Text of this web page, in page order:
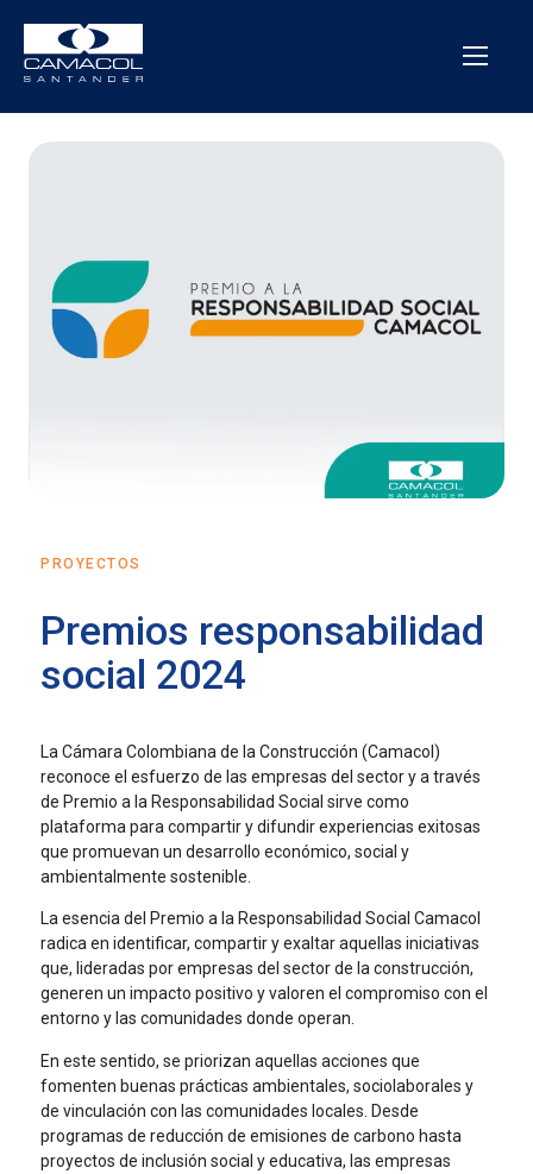
PROYECTOS
Premios responsabilidad
social 2024
La Cámara Colombiana de la Construcción (Camacol)
reconoce el esfuerzo de las empresas del sector y a través
de Premio a la Responsabilidad Social sirve como
plataforma para compartir y difundir experiencias exitosas
que promuevan un desarrollo económico, social y
ambientalmente sostenible.
La esencia del Premio a la Responsabilidad Social Camacol
radica en identificar, compartir y exaltar aquellas iniciativas
que, lideradas por empresas del sector de la construcción,
generen un impacto positivo y valoren el compromiso con el
entorno y las comunidades donde operan.
En este sentido, se priorizan aquellas acciones que
fomenten buenas prácticas ambientales, sociolaborales y
de vinculación con las comunidades locales. Desde
programas de reducción de emisiones de carbono hasta
proyectos de inclusión social y educativa, las empresas